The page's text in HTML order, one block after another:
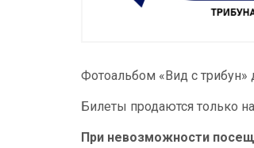
Фотоальбом «Вид с трибун»
Билеты продаются только
При невозможности